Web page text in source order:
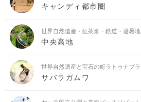
キャンディ都市圏
世界自然遺産・紅茶畑・鉄道・避暑地
中央高地
世界自然遺産と宝石の町ラトゥナプラ
サバラガムワ